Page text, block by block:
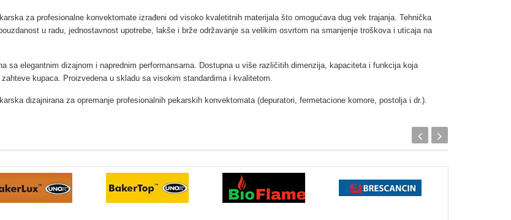
za profesionalne konvektomate izrađeni od visoko kvaletitnih materijala što omogućava dug vek trajanja. Tehnička
u radu, jednostavnost upotrebe, lakše i brže održavanje sa velikim osvrtom na smanjenje troškova i uticaja na
sa elegantnim dizajnom i naprednim performansama. Dostupna u više različitih dimenzija, kapaciteta i funkcija koja
kupaca. Proizvedena u skladu sa visokim standardima i kvalitetom.
dizajnirana za opremanje profesionalnih pekarskih konvektomata (depuratori, fermetacione komore, postolja i dr.).